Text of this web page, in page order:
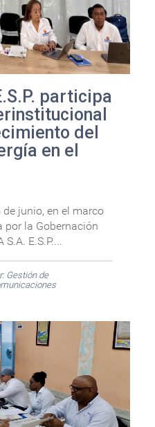
participa
del
en el
junio, en el marco
por la Gobernación
E.S.P....
Gestión de